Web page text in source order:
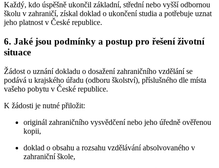
Každý, kdo úspěšně ukončil základní, střední nebo vyšší odbornou
školu v zahraničí, získal doklad o ukončení studia a potřebuje uznat
jeho platnost v České republice.
6. Jaké jsou podmínky a postup pro řešení životní
situace
Žádost o uznání dokladu o dosažení zahraničního vzdělání se
podává u krajského úřadu (odboru školství), příslušného dle místa
vašeho pobytu v České republice.
K žádosti je nutné přiložit:
originál zahraničního vysvědčení nebo jeho úředně ověřenou
kopii,
doklad o obsahu a rozsahu vzdělávání absolvovaného v
zahraniční škole,